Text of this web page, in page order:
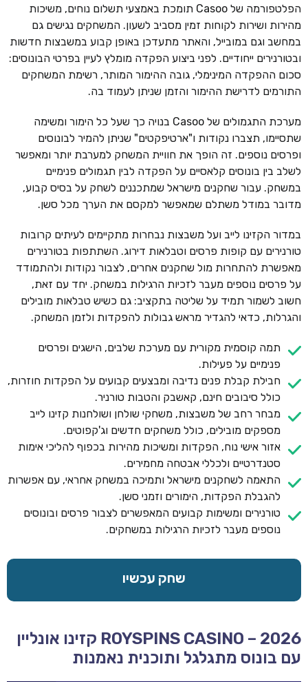
הפלטפורמה של Casoo תומכת באמצעי תשלום נוחים, משיכות
מהירות ושירות לקוחות זמין מסביב לשעון. המשחקים נגישים גם
במחשב וגם במובייל, והאתר מתעדכן באופן קבוע במשבצות חדשות
ובטורנירים ייחודיים. לפני ביצוע הפקדה מומלץ לעיין בפרטי הבונוסים:
סכום ההפקדה המינימלי, גובה ההימור המותר, רשימת המשחקים
התורמים לדרישת ההימור והזמן שניתן לעמוד בה.
מערכת התגמולים של Casoo בנויה כך שעל כל הימור ומשימה
שתסיימו, תצברו נקודות ו"ארטיפקטים" שניתן להמיר לבונוסים
ופרסים נוספים. זה הופך את חוויית המשחק למערבת יותר ומאפשר
לשלב בין בונוסים קלאסיים על הפקדה לבין תגמולים פנימיים
במשחק. עבור שחקנים מישראל שמתכננים לשחק על בסיס קבוע,
מדובר במודל משתלם שמאפשר למקסם את הערך מכל סשן.
במדור הקזינו לייב ועל משבצות נבחרות מתקיימים לעיתים קרובות
טורנירים עם קופות פרסים וטבלאות דירוג. השתתפות בטורנירים
מאפשרת להתחרות מול שחקנים אחרים, לצבור נקודות ולהתמודד
על פרסים נוספים מעבר לזכיות הרגילות במשחק. יחד עם זאת,
חשוב לשמור תמיד על שליטה בתקציב: גם כשיש טבלאות מובילים
והגרלות, כדאי להגדיר מראש גבולות להפקדות ולזמן המשחק.
תמה קוסמית מקורית עם מערכת שלבים, הישגים ופרסים
פנימיים על פעילות.
חבילת קבלת פנים נדיבה ומבצעים קבועים על הפקדות חוזרות,
כולל סיבובים חינם, קאשבק והטבות טורניר.
מבחר רחב של משבצות, משחקי שולחן ושולחנות קזינו לייב
מספקים מובילים, כולל משחקים חדשים וג'קפוטים.
אזור אישי נוח, הפקדות ומשיכות מהירות בכפוף להליכי אימות
סטנדרטיים ולכללי אבטחה מחמירים.
התאמה לשחקנים מישראל ותמיכה במשחק אחראי, עם אפשרות
להגבלת הפקדות, הימורים וזמני סשן.
טורנירים ומשימות קבועים המאפשרים לצבור פרסים ובונוסים
נוספים מעבר לזכיות הרגילות במשחקים.
שחק עכשיו
ROYSPINS CASINO – 2026 קזינו אונליין
עם בונוס מתגלגל ותוכנית נאמנות